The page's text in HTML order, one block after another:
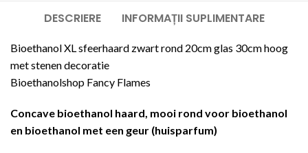
DESCRIERE INFORMAȚII SUPLIMENTARE
Bioethanol XL sfeerhaard zwart rond 20cm glas 30cm hoog
met stenen decoratie
Bioethanolshop Fancy Flames
Concave bioethanol haard, mooi rond voor bioethanol
en bioethanol met een geur (huisparfum)